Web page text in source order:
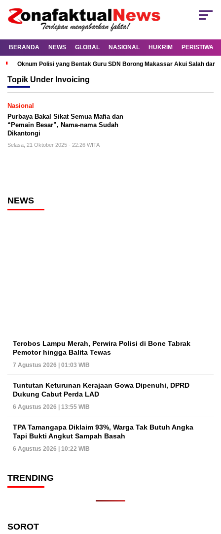
BERANDA NEWS GLOBAL NASIONAL HUKRIM PERISTIWA
Oknum Polisi yang Bentak Guru SDN Borong Makassar Akui Salah dan
Topik Under Invoicing
Nasional
Purbaya Bakal Sikat Semua Mafia dan
“Pemain Besar”, Nama-nama Sudah
Dikantongi
Selasa, 21 Oktober 2025 - 22:26 WITA
NEWS
Terobos Lampu Merah, Perwira Polisi di Bone Tabrak
Pemotor hingga Balita Tewas
7 Agustus 2026 | 01:03 WIB
Tuntutan Keturunan Kerajaan Gowa Dipenuhi, DPRD
Dukung Cabut Perda LAD
6 Agustus 2026 | 13:55 WIB
TPA Tamangapa Diklaim 93%, Warga Tak Butuh Angka
Tapi Bukti Angkut Sampah Basah
6 Agustus 2026 | 10:22 WIB
TRENDING
SOROT